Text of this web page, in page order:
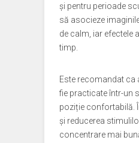
și pentru perioade
să asocieze
de calm, iar efectele
timp.
Este recomandat ca
fie practicate într-un
poziție confortabilă.
și reducerea
concentrare mai